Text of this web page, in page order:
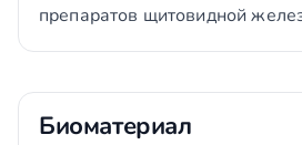
препаратов щитовидной
Биоматериал